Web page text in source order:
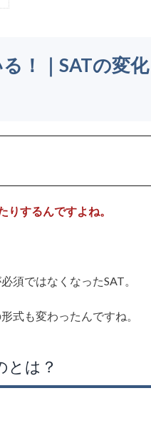
！｜SATの変化
するんですよね。
須ではなくなったSAT。
式も変わったんですね。
とは？